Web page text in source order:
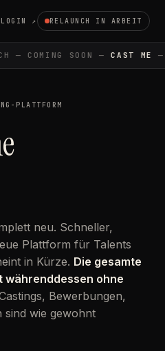
LOGIN ↗ RELAUNCH IN ARBEIT
— COMING SOON — CAST ME—
PLATTFORM
neu. Schneller,
Plattform für Talents
in Kürze. Die gesamte
währenddessen ohne
Bewerbungen,
sind wie gewohnt